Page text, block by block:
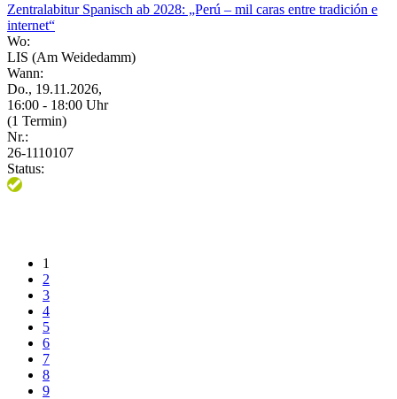
Zentralabitur Spanisch ab 2028: „Perú – mil caras entre tradición e
internet“
Wo:
LIS (Am Weidedamm)
Wann:
Do., 19.11.2026,
16:00 - 18:00 Uhr
(1 Termin)
Nr.:
26-1110107
Status:
1
2
3
4
5
6
7
8
9